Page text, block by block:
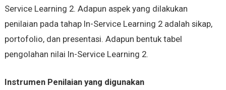
Service Learning 2. Adapun aspek yang dilakukan
penilaian pada tahap In-Service Learning 2 adalah sikap,
portofolio, dan presentasi. Adapun bentuk tabel
pengolahan nilai In-Service Learning 2.
Instrumen Penilaian yang digunakan